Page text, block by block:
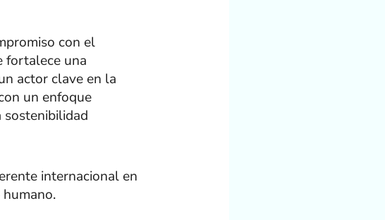
con el
fortalece una
actor clave en la
un enfoque
sostenibilidad
internacional en